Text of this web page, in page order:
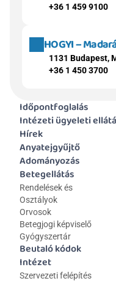
+36 1 459 9100
HOGYI –
1131 Budapest,
+36 1 450 3700
Időpontfoglalás
Intézeti ügyeleti
Hírek
Anyatejgyűjtő
Adományozás
Betegellátás
Rendelések és
Osztályok
Orvosok
Betegjogi képviselő
Gyógyszertár
Beutaló kódok
Intézet
Szervezeti felépítés